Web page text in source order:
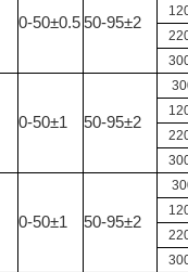
0-50±0.550-95±2
0-50±1 50-95±2
0-50±1 50-95±2